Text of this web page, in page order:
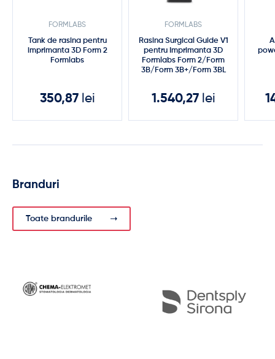
FORMLABS
Tank de rasina pentru
imprimanta 3D Form 2
Formlabs
350,87 lei
FORMLABS
Rasina Surgical Guide V1
pentru Imprimanta 3D
Formlabs Form 2/Form
3B/Form 3B+/Form 3BL
1.540,27 lei
Branduri
Toate brandurile